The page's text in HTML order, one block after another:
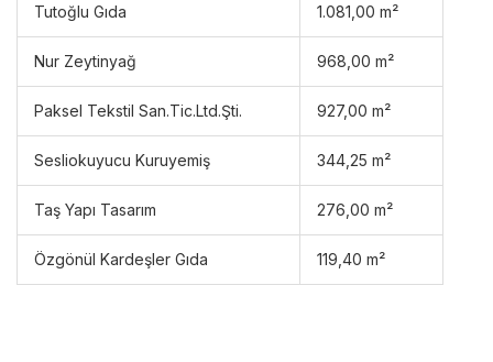
Tutoğlu Gıda 1.081,00 m²
Nur Zeytinyağ 968,00 m²
Paksel Tekstil San.Tic.Ltd.Şti. 927,00 m²
Sesliokuyucu Kuruyemiş 344,25 m²
Taş Yapı Tasarım 276,00 m²
Özgönül Kardeşler Gıda 119,40 m²